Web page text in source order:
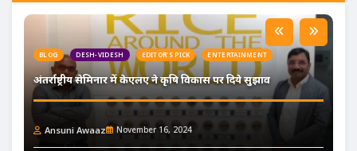
BLOG DESH-VIDESH EDITOR'S PICK ENTERTAINMENT
अंतर्राष्ट्रीय सेमिनार में केएलए ने कृषि विकास पर दिये सुझाव
Ansuni Awaaz November 16, 2024